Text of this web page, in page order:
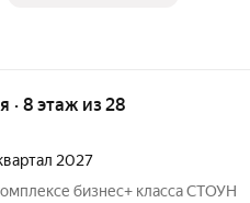
· 8 этаж из 28
2027
бизнес+ класса СТОУН